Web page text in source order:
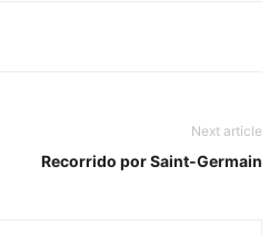
Next article
Recorrido por Saint-Germain